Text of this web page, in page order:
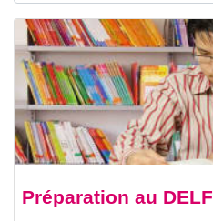
Préparation au DELF